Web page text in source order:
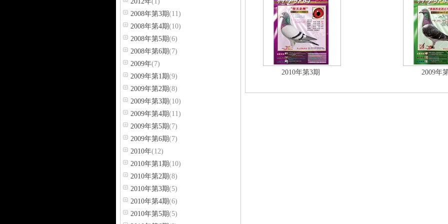
2008年第3期(11)
2008年第4期(10)
2008年第5期(6)
2008年第6期(7)
2009年(7)
2009年第1期(9)
2009年第2期(8)
2009年第3期(10)
2009年第4期(11)
2009年第5期(7)
2009年第6期(7)
2010年(12)
2010年第1期(10)
2010年第2期(8)
2010年第3期(5)
2010年第4期(6)
2010年第5期(5)
2010年第3期 2009年